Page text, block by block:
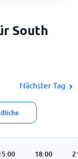
South
Nächster Tag
18:00